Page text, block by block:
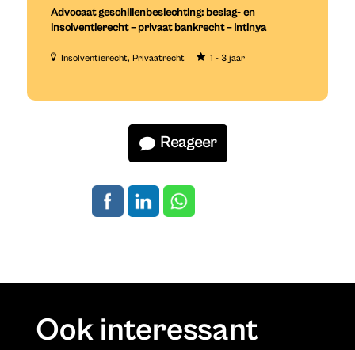
Advocaat geschillenbeslechting: beslag- en
insolventierecht – privaat bankrecht – Intinya
Insolventierecht Privaatrecht 1 - 3 jaar
Reageer
Ook interessant